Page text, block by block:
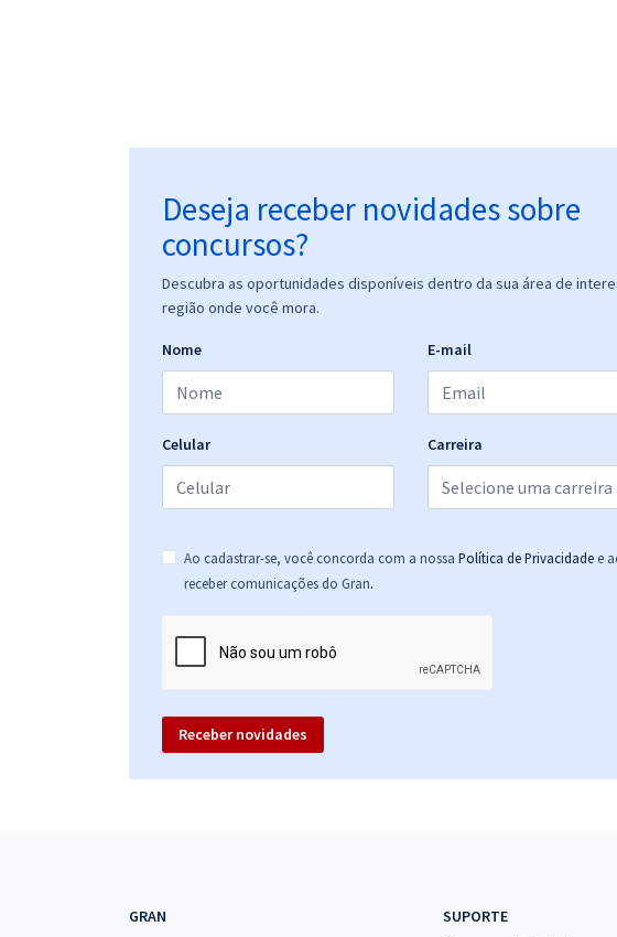
Deseja receber novidades sobre
concursos?
Descubra as oportunidades disponíveis dentro da sua área de
região onde você mora.
Nome E-mail
Celular Carreira
Ao cadastrar-se, você concorda com a nossa Política de Privacidade e
receber comunicações do Gran.
Receber novidades
GRAN
SUPORTE